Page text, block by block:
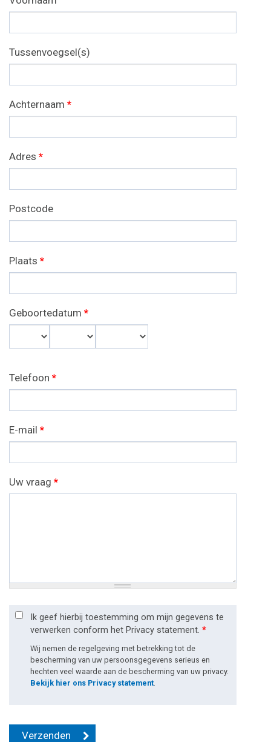
Tussenvoegsel(s)
Achternaam *
Adres *
Postcode
Plaats *
Geboortedatum *
Telefoon *
E-mail *
Uw vraag *
Ik geef hierbij toestemming om mijn gegevens te
verwerken conform het Privacy statement. *
Wij nemen de regelgeving met betrekking tot de
bescherming van uw persoonsgegevens serieus en
hechten veel waarde aan de bescherming van uw privacy.
Bekijk hier ons Privacy statement.